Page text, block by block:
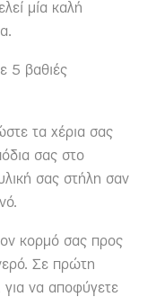
μία καλή
5 βαθιές
τα χέρια σας
σας στο
σας στήλη σαν
κορμό σας προς
Σε πρώτη
να αποφύγετε